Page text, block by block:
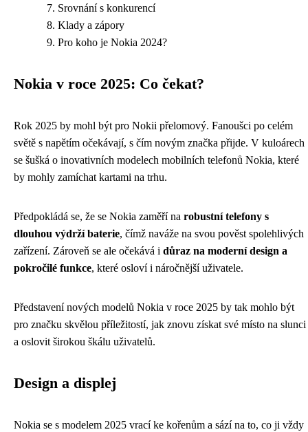
Srovnání s konkurencí
Klady a zápory
Pro koho je Nokia 2024?
Nokia v roce 2025: Co čekat?
Rok 2025 by mohl být pro Nokii přelomový. Fanoušci po celém
světě s napětím očekávají, s čím novým značka přijde. V kuloárech
se šušká o inovativních modelech mobilních telefonů Nokia, které
by mohly zamíchat kartami na trhu.
Předpokládá se, že se Nokia zaměří na robustní telefony s
dlouhou výdrží baterie, čímž naváže na svou pověst spolehlivých
zařízení. Zároveň se ale očekává i důraz na moderní design a
pokročilé funkce, které osloví i náročnější uživatele.
Představení nových modelů Nokia v roce 2025 by tak mohlo být
pro značku skvělou příležitostí, jak znovu získat své místo na slunci
a oslovit širokou škálu uživatelů.
Design a displej
Nokia se s modelem 2025 vrací ke kořenům a sází na to, co ji vždy